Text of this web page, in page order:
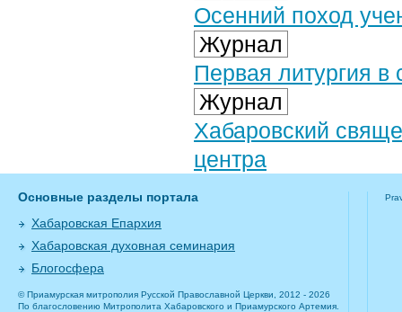
Осенний поход
Журнал
Первая литургия в
Журнал
Хабаровский
центра
Основные разделы портала
Хабаровская Епархия
Хабаровская духовная семинария
Блогосфера
© Приамурская митрополия Русской Православной Церкви, 2012 - 2026
По благословению Митрополита Хабаровского и Приамурского Артемия.